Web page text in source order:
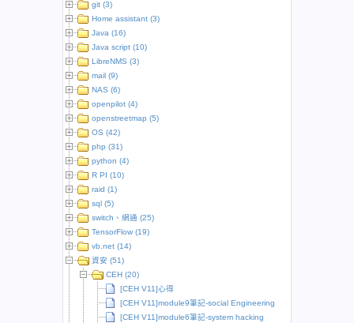
git (3)
Home assistant (3)
Java (16)
Java script (10)
LibreNMS (3)
mail (9)
NAS (6)
openpilot (4)
openstreetmap (5)
OS (42)
php (31)
python (4)
R PI (10)
raid (1)
sql (5)
switch、網通 (25)
TensorFlow (19)
vb.net (14)
資安 (51)
CEH (20)
[CEH V11]心得
[CEH V11]module9筆記-social Engineering
[CEH V11]module6筆記-system hacking